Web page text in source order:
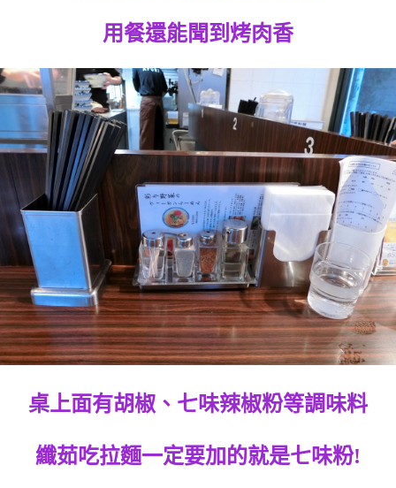
用餐還能聞到烤肉香
桌上面有胡椒、七味辣椒粉等調味料
纖茹吃拉麵一定要加的就是七味粉!